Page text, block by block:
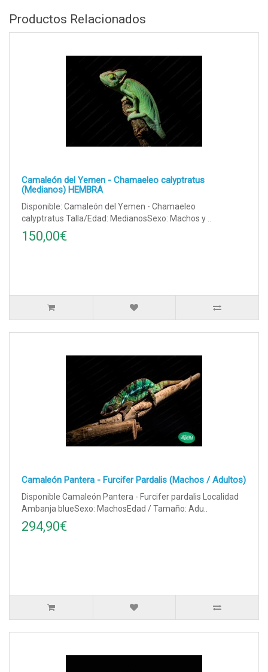
Productos Relacionados
Camaleón del Yemen - Chamaeleo calyptratus
(Medianos) HEMBRA
Disponible: Camaleón del Yemen - Chamaeleo
calyptratus Talla/Edad: MedianosSexo: Machos y ..
150,00€
Camaleón Pantera - Furcifer Pardalis (Machos / Adultos)
Disponible Camaleón Pantera - Furcifer pardalis Localidad
Ambanja blueSexo: MachosEdad / Tamaño: Adu..
294,90€